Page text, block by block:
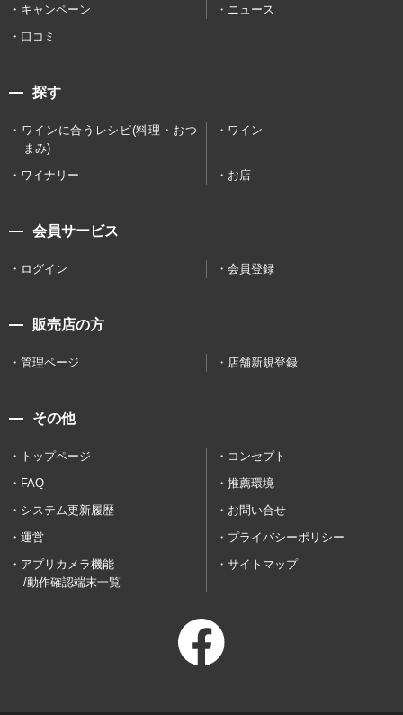
キャンペーン
ニュース
口コミ
探す
ワインに合うレシピ(料理・おつ
まみ)
ワイン
ワイナリー お店
会員サービス
ログイン 会員登録
販売店の方
管理ページ 店舗新規登録
その他
トップページ
コンセプト
FAQ
推薦環境
システム更新履歴
お問い合せ
運営
プライバシーポリシー
アプリカメラ機能
/動作確認端末一覧
サイトマップ